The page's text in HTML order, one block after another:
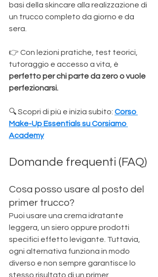
basi della skincare alla realizzazione di
un trucco completo da giorno e da
sera.
👉 Con lezioni pratiche, test teorici,
tutoraggio e accesso a vita, è
perfetto per chi parte da zero o vuole
perfezionarsi.
🔍 Scopri di più e inizia subito: Corso
Make-Up Essentials su Corsiamo
Academy
Domande frequenti (FAQ)
Cosa posso usare al posto del
primer trucco?
Puoi usare una crema idratante
leggera, un siero oppure prodotti
specifici effetto levigante. Tuttavia,
ogni alternativa funziona in modo
diverso e non sempre garantisce lo
stesso risultato di un primer